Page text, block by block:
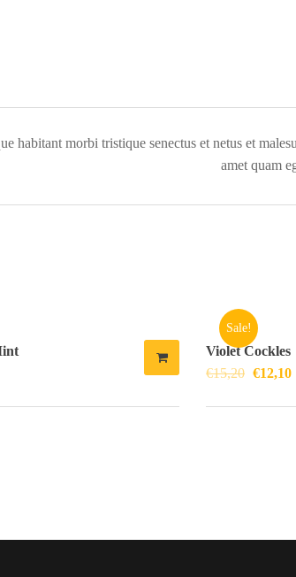
habitant morbi tristique senectus et netus et
amet quam
Sale!
Violet Cockles
€15,20 €12,10